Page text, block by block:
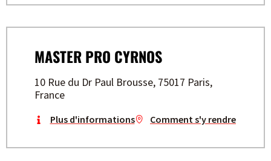
MASTER PRO CYRNOS
10 Rue du Dr Paul Brousse, 75017 Paris,
France
Plus d'informations Comment s'y rendre